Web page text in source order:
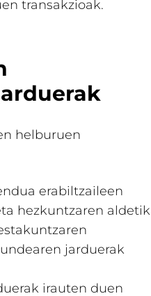
transakzioak.
helburuen
erabiltzaileen
hezkuntzaren aldetik
jarduerak
irauten duen